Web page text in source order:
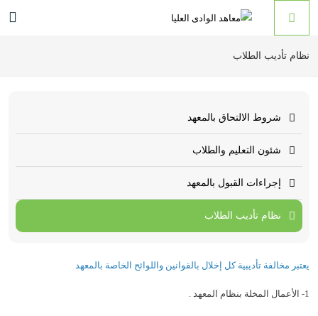
نظام تأديب الطلاب
شروط الالتحاق بالمعهد
شئون التعليم والطلاب
إجراءات القبول بالمعهد
نظام تأديب الطلاب
يعتبر مخالفة تأديبية كل إخلال بالقوانين واللوائح الخاصة بالمعهد
1- الأعمال المخلة بنظام المعهد .